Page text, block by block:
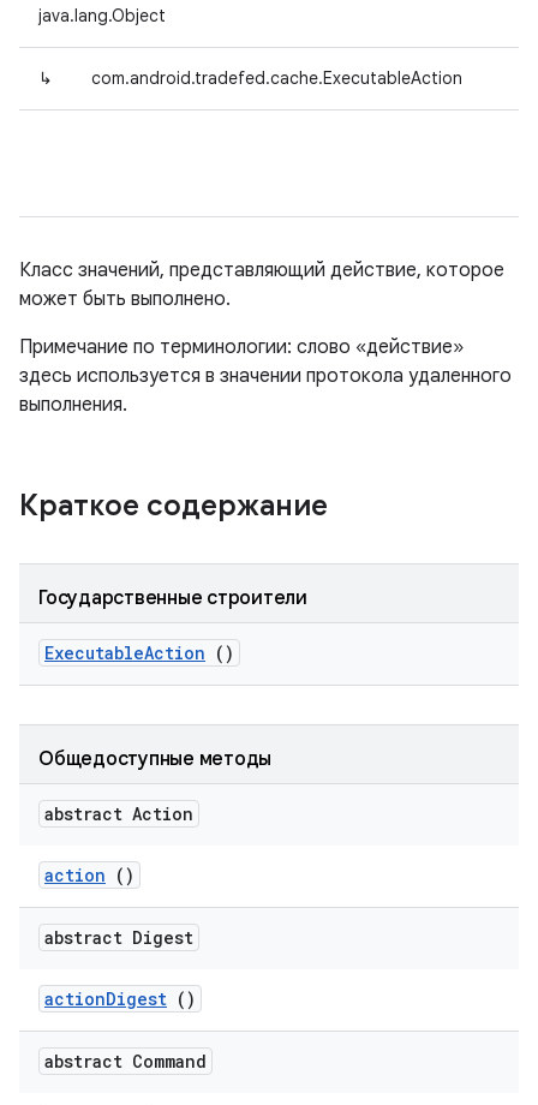
java.lang.Object
↳ com.android.tradefed.cache.ExecutableAction
Класс значений, представляющий действие, которое
может быть выполнено.
Примечание по терминологии: слово «действие»
здесь используется в значении протокола удаленного
выполнения.
Краткое содержание
Государственные строители
ExecutableAction ()
Общедоступные методы
abstract Action
action ()
abstract Digest
actionDigest ()
abstract Command